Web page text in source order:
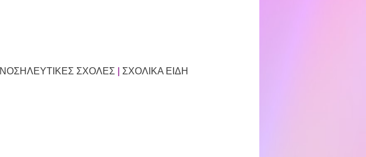
ΝΟΣΗΛΕΥΤΙΚΕΣ ΣΧΟΛΕΣ ΣΧΟΛΙΚΑ ΕΙΔΗ